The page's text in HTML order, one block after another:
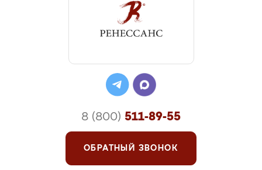
8 (800) 511-89-55
ОБРАТНЫЙ ЗВОНОК